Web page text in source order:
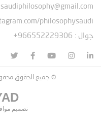
philosophysaudi/
جوال : 966552229306+
© جميع الحقوق
تصميم